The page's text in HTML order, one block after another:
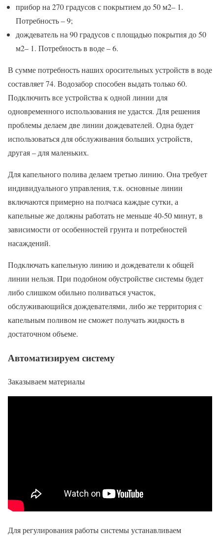
прибор на 270 градусов с покрытием до 50 м2– 1.
Потребность – 9;
дождеватель на 90 градусов с площадью покрытия до 50
м2– 1. Потребность в воде – 6.
В сумме потребность наших оросительных устройств в воде
составляет 74. Водозабор способен выдать только 60.
Подключить все устройства к одной линии для
одновременного использования не удастся. Для решения
проблемы делаем две линии дождевателей. Одна будет
использоваться для обслуживания больших устройств,
другая – для маленьких.
Для капельного полива делаем третью линию. Она требует
индивидуального управления, т.к. основные линии
включаются примерно на полчаса каждые сутки, а
капельные же должны работать не меньше 40-50 минут, в
зависимости от особенностей грунта и потребностей
насаждений.
Подключать капельную линию и дождеватели к общей
линии нельзя. При подобном обустройстве системы будет
либо слишком обильно поливаться участок,
обслуживающийся дождевателями, либо же территория с
капельным поливом не сможет получать жидкость в
достаточном объеме.
Автоматизируем систему
Заказываем материалы
Для регулирования работы системы устанавливаем